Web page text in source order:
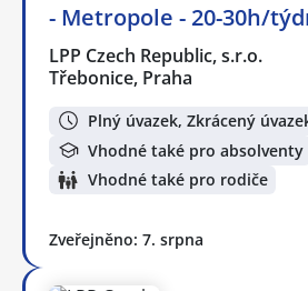
- Metropole - 20-30h/
LPP Czech Republic, s.r.o.
Třebonice, Praha
Plný úvazek, Zkrácený
Vhodné také pro absolventy
Vhodné také pro rodiče
Zveřejněno: 7. srpna